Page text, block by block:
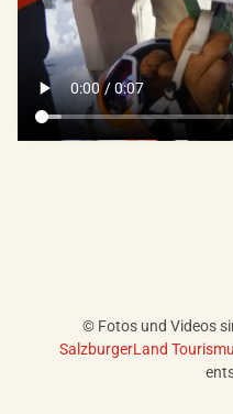
© Fotos und Videos
SalzburgerLand